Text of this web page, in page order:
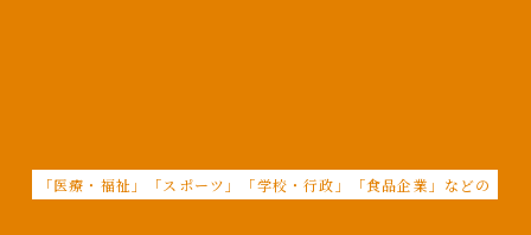
「医療・福祉」「スポーツ」「学校・行政」「食品企業」などの